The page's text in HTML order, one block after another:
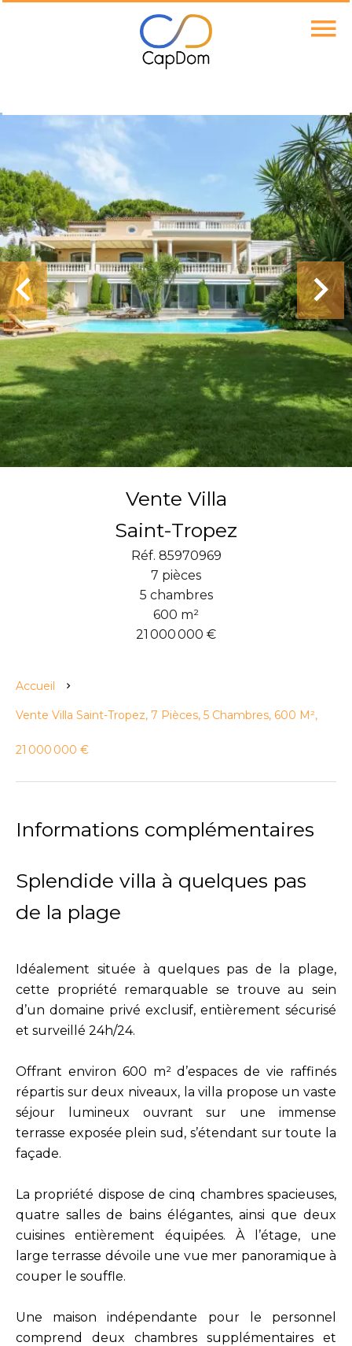
Vente Villa
Saint-Tropez
Réf. 85970969
7 pièces
5 chambres
600 m²
21 000 000 €
Accueil
Vente Villa Saint-Tropez, 7 Pièces, 5 Chambres, 600 M²,
21 000 000 €
Informations complémentaires
Splendide villa à quelques pas
de la plage
Idéalement située à quelques pas de la plage,
cette propriété remarquable se trouve au sein
d’un domaine privé exclusif, entièrement sécurisé
et surveillé 24h/24.
Offrant environ 600 m² d’espaces de vie raffinés
répartis sur deux niveaux, la villa propose un vaste
séjour lumineux ouvrant sur une immense
terrasse exposée plein sud, s’étendant sur toute la
façade.
La propriété dispose de cinq chambres spacieuses,
quatre salles de bains élégantes, ainsi que deux
cuisines entièrement équipées. À l’étage, une
large terrasse dévoile une vue mer panoramique à
couper le souffle.
Une maison indépendante pour le personnel
comprend deux chambres supplémentaires et